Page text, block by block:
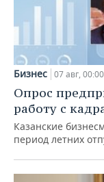
Бизнес 07 авг, 00:00
Опрос
работу с
Казанские
период летних